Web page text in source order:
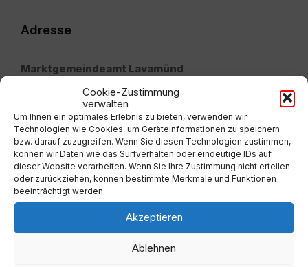
Cookie-Zustimmung
verwalten
Um Ihnen ein optimales Erlebnis zu bieten, verwenden wir
Technologien wie Cookies, um Geräteinformationen zu speichern
bzw. darauf zuzugreifen. Wenn Sie diesen Technologien zustimmen,
können wir Daten wie das Surfverhalten oder eindeutige IDs auf
dieser Website verarbeiten. Wenn Sie Ihre Zustimmung nicht erteilen
oder zurückziehen, können bestimmte Merkmale und Funktionen
beeinträchtigt werden.
Akzeptieren
Ablehnen
Adresse
Marktgemeindeamt Lavamünd
Lavamünd 65, 9473 Lavamünd
Besucher seit 09/1999: